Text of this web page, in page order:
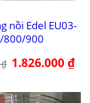
nồi Edel EU03-
800/900
₫ Giá
gốc
1.826.000₫Giá